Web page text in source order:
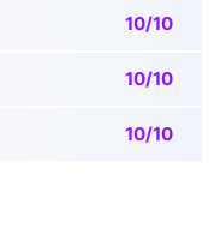
10/10
10/10
10/10